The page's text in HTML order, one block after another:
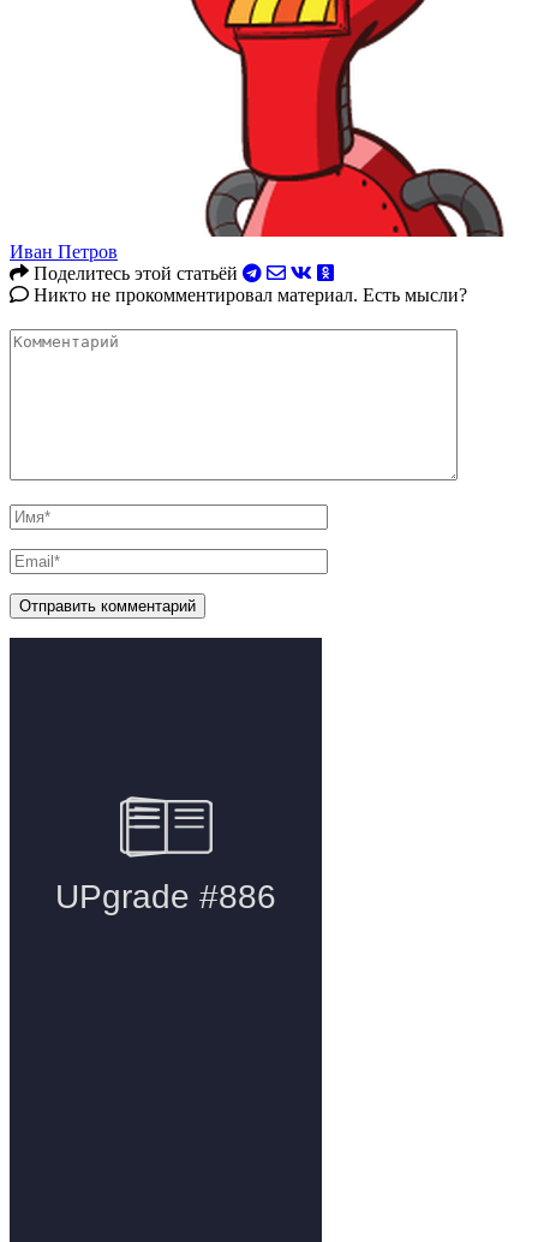
Иван Петров
Поделитесь этой статьёй
Никто не прокомментировал материал. Есть мысли?